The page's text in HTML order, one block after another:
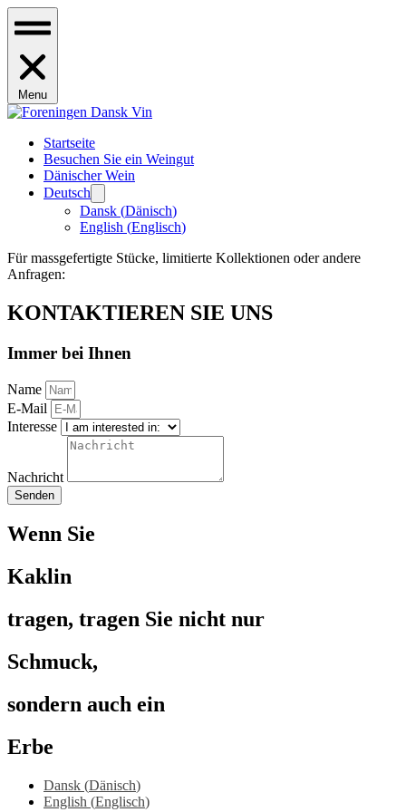
Menu
Startseite
Besuchen Sie ein Weingut
Dänischer Wein
Deutsch
Dansk (Dänisch)
English (Englisch)
Für massgefertigte Stücke, limitierte Kollektionen oder andere
Anfragen:
KONTAKTIEREN SIE UNS
Immer bei Ihnen
Name
E-Mail
Interesse
Nachricht
Senden
Wenn Sie
Kaklin
tragen, tragen Sie nicht nur
Schmuck,
sondern auch ein
Erbe
Dansk (Dänisch)
English (Englisch)